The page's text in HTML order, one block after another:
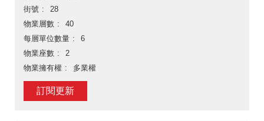
街號
28
物業層數
40
每層單位數量
6
物業座數
2
物業擁有權
多業權
訂閱更新